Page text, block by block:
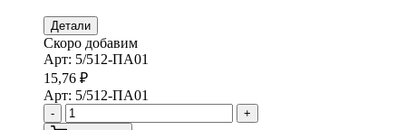
Детали
Скоро добавим
Арт: 5/512-ПА01
15,76 ₽
Арт: 5/512-ПА01
-
+